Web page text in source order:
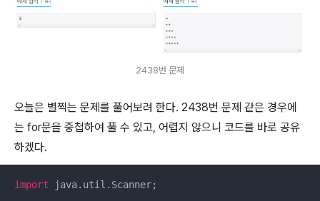
2438번 문제
오늘은 별찍는 문제를 풀어보려 한다. 2438번 문제 같은 경우에
는 for문을 중첩하여 풀 수 있고, 어렵지 않으니 코드를 바로 공유
하겠다.
import java.util.Scanner;